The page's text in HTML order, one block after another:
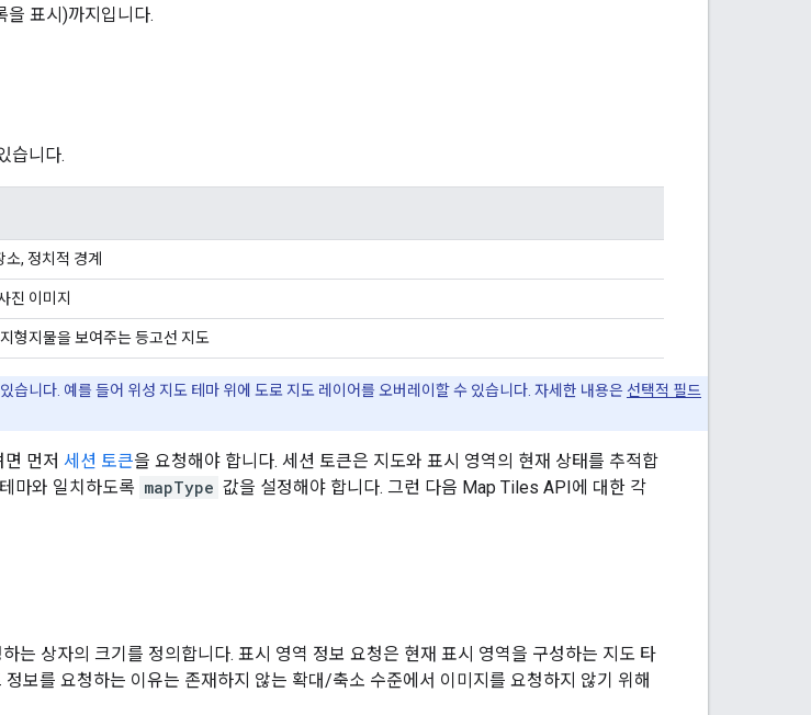
을 표시)까지입니다.
습니다.
, 정치적 경계
진 이미지
형지물을 보여주는 등고선 지도
습니다. 예를 들어 위성 지도 테마 위에 도로 지도 레이어를 오버레이할 수 있습니다. 자세한 내용은 선택적 필드
먼저 세션 토큰을 요청해야 합니다. 세션 토큰은 지도와 표시 영역의 현재 상태를 추적합
마와 일치하도록 mapType 값을 설정해야 합니다. 그런 다음 Map Tiles API에 대한 각
는 상자의 크기를 정의합니다. 표시 영역 정보 요청은 현재 표시 영역을 구성하는 지도 타
정보를 요청하는 이유는 존재하지 않는 확대/축소 수준에서 이미지를 요청하지 않기 위해